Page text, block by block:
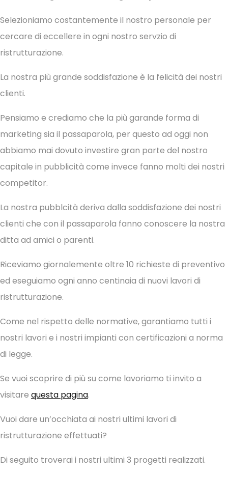
Selezioniamo costantemente il nostro personale per
cercare di eccellere in ogni nostro servzio di
ristrutturazione.
La nostra più grande soddisfazione è la felicità dei nostri
clienti.
Pensiamo e crediamo che la più garande forma di
marketing sia il passaparola, per questo ad oggi non
abbiamo mai dovuto investire gran parte del nostro
capitale in pubblicità come invece fanno molti dei nostri
competitor.
La nostra pubblcità deriva dalla soddisfazione dei nostri
clienti che con il passaparola fanno conoscere la nostra
ditta ad amici o parenti.
Riceviamo giornalemente oltre 10 richieste di preventivo
ed eseguiamo ogni anno centinaia di nuovi lavori di
ristrutturazione.
Come nel rispetto delle normative, garantiamo tutti i
nostri lavori e i nostri impianti con certificazioni a norma
di legge.
Se vuoi scoprire di più su come lavoriamo ti invito a
visitare questa pagina.
Vuoi dare un’occhiata ai nostri ultimi lavori di
ristrutturazione effettuati?
Di seguito troverai i nostri ultimi 3 progetti realizzati.